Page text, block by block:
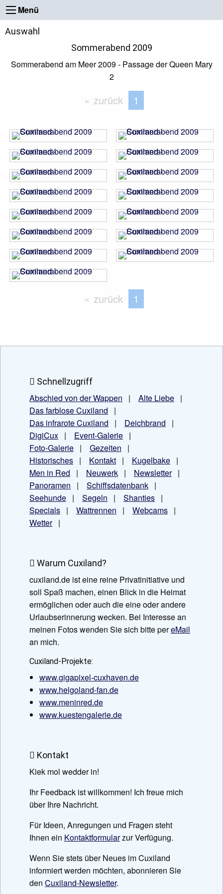
Menü
Auswahl
Sommerabend 2009
Sommerabend am Meer 2009 - Passage der Queen Mary
2
zurück Sie befinden sich
1
zurück Sie befinden sich
1
Schnellzugriff
Abschied von der Wappen | Alte Liebe |
Das farblose Cuxiland |
Das infrarote Cuxiland | Deichbrand |
DigiCux | Event-Galerie |
Foto-Galerie | Gezeiten |
Historisches | Kontakt | Kugelbake |
Men in Red | Neuwerk | Newsletter|
Panoramen | Schiffsdatenbank |
Seehunde | Segeln | Shanties |
Specials | Wattrennen | Webcams |
Wetter|
Warum Cuxiland?
cuxiland.de ist eine reine Privatinitiative und
soll Spaß machen, einen Blick in die Heimat
ermöglichen oder auch die eine oder andere
Urlaubserinnerung wecken. Bei Interesse an
meinen Fotos wenden Sie sich bitte pereMail
an mich.
Cuxiland-Projekte:
www.gigapixel-cuxhaven.de
www.helgoland-fan.de
www.meninred.de
www.kuestengalerie.de
Kontakt
Kiek mol wedder in!
Ihr Feedback ist willkommen! Ich freue mich
über Ihre Nachricht.
Für Ideen, Anregungen und Fragen steht
Ihnen ein Kontaktformularzur Verfügung.
Wenn Sie stets über Neues im Cuxiland
informiert werden möchten, abonnieren Sie
den Cuxiland-Newsletter.